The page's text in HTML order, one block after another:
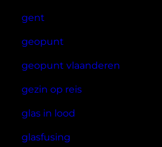
gent
geopunt
geopunt vlaanderen
gezin op reis
glas in lood
glasfusing